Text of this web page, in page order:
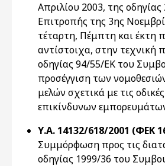
Απριλίου 2003, της
Επιτροπής της 3ης
τέταρτη, Πέμπτη και έκτη
αντίστοιχα, στην τεχνική
οδηγίας 94/55/ΕΚ του
προσέγγιση των
μελών σχετικά με τις
επικίνδυνων
Υ.Α. 14132/618/2001 (ΦΕΚ
Συμμόρφωση προς τις
οδηγίας 1999/36 του